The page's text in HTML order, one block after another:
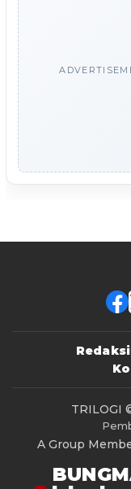
Redaksi
TRILOGI
A Group